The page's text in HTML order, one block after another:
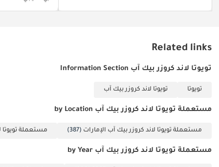
Related links
تويوتا لاند كروزر بيك آب Information Section
تويوتا تويوتا لاند كروزر بيك آب
مستعملة تويوتا لاند كروزر بيك آب by Location
مستعملة تويوتا لاند كروزر بيك آب الإمارات (387) مستعملة تويوتا
مستعملة تويوتا لاند كروزر بيك آب by Year